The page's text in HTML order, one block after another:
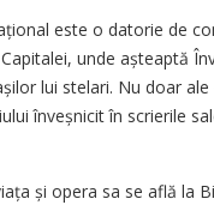
este o datorie de
unde așteaptă
lui stelari. Nu doar
înveș­nicit în scrierile
și opera sa se află la